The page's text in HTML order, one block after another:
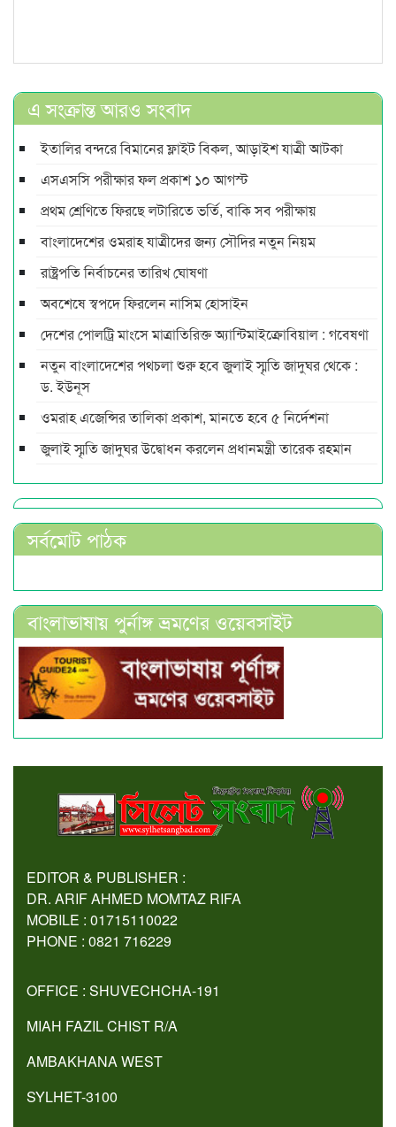
এ সংক্রান্ত আরও সংবাদ
ইতালির বন্দরে বিমানের ফ্লাইট বিকল, আড়াইশ যাত্রী আটকা
এসএসসি পরীক্ষার ফল প্রকাশ ১০ আগস্ট
প্রথম শ্রেণিতে ফিরছে লটারিতে ভর্তি, বাকি সব পরীক্ষায়
বাংলাদেশের ওমরাহ যাত্রীদের জন্য সৌদির নতুন নিয়ম
রাষ্ট্রপতি নির্বাচনের তারিখ ঘোষণা
অবশেষে স্বপদে ফিরলেন নাসিম হোসাইন
দেশের পোলট্রি মাংসে মাত্রাতিরিক্ত অ্যান্টিমাইক্রোবিয়াল : গবেষণা
নতুন বাংলাদেশের পথচলা শুরু হবে জুলাই স্মৃতি জাদুঘর থেকে :
ড. ইউনূস
ওমরাহ এজেন্সির তালিকা প্রকাশ, মানতে হবে ৫ নির্দেশনা
জুলাই স্মৃতি জাদুঘর উদ্বোধন করলেন প্রধানমন্ত্রী তারেক রহমান
সর্বমোট পাঠক
বাংলাভাষায় পুর্নাঙ্গ ভ্রমণের ওয়েবসাইট
EDITOR & PUBLISHER :
DR. ARIF AHMED MOMTAZ RIFA
MOBILE : 01715110022
PHONE : 0821 716229
OFFICE : SHUVECHCHA-191
MIAH FAZIL CHIST R/A
AMBAKHANA WEST
SYLHET-3100